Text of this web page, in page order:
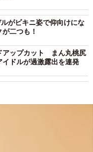
がビキニ姿で仰向けにな
二つも！
アップカット まん丸桃尻
ドルが過激露出を連発